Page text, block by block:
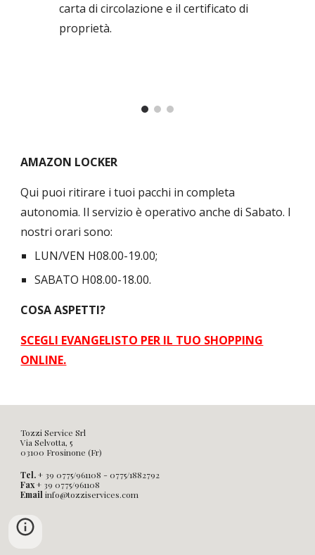
carta di circolazione e il certificato di
proprietà.
AMAZON LOCKER
Qui puoi ritirare i tuoi pacchi in completa
autonomia. Il servizio è operativo anche di Sabato. I
nostri orari sono:
LUN/VEN H08.00-19.00;
SABATO H08.00-18.00.
COSA ASPETTI?
SCEGLI EVANGELISTO PER IL TUO SHOPPING
ONLINE.
Tozzi Service Srl
Via Selvotta, 5
03100 Frosinone (Fr)
Tel.+ 39 0775/961108 - 0775/1882792
Fax+ 39 0775/961108
Email info@tozziservices.com